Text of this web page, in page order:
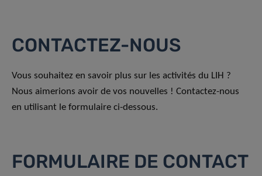
CONTACTEZ-NOUS
Vous souhaitez en savoir plus sur les activités du LIH ?
Nous aimerions avoir de vos nouvelles ! Contactez-nous
en utilisant le formulaire ci-dessous.
FORMULAIRE DE CONTACT